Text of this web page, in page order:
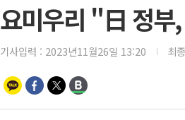
요미우리 "日 정부
기사입력 : 2023년11월26일 13:20 최